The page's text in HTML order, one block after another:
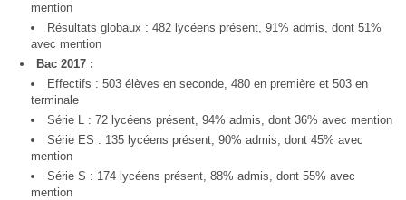
mention
Résultats globaux : 482 lycéens présent, 91% admis, dont 51%
avec mention
Bac 2017 :
Effectifs : 503 élèves en seconde, 480 en première et 503 en
terminale
Série L : 72 lycéens présent, 94% admis, dont 36% avec mention
Série ES : 135 lycéens présent, 90% admis, dont 45% avec
mention
Série S : 174 lycéens présent, 88% admis, dont 55% avec
mention